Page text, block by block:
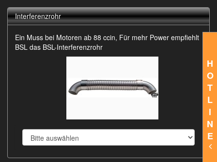
H
O
T
L
I
N
E
Interferenzrohr
Ein Muss bei Motoren ab 88 ccin, Für mehr Power empfiehlt
BSL das BSL-Interferenzrohr